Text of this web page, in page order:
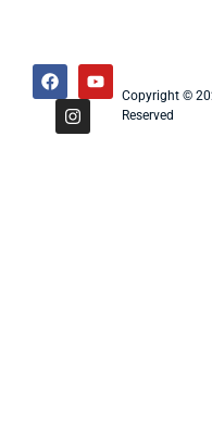
Copyright ©
Reserved